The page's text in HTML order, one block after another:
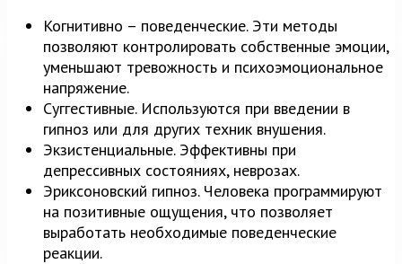
Когнитивно – поведенческие. Эти методы
позволяют контролировать собственные эмоции,
уменьшают тревожность и психоэмоциональное
напряжение.
Суггестивные. Используются при введении в
гипноз или для других техник внушения.
Экзистенциальные. Эффективны при
депрессивных состояниях, неврозах.
Эриксоновский гипноз. Человека программируют
на позитивные ощущения, что позволяет
выработать необходимые поведенческие
реакции.